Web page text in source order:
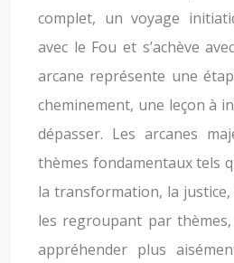
complet, un voyage
avec le Fou et s’achève
arcane représente une
cheminement, une leçon à
dépasser. Les arcanes
thèmes fondamentaux tels
la transformation, la
les regroupant par thèmes,
appréhender plus